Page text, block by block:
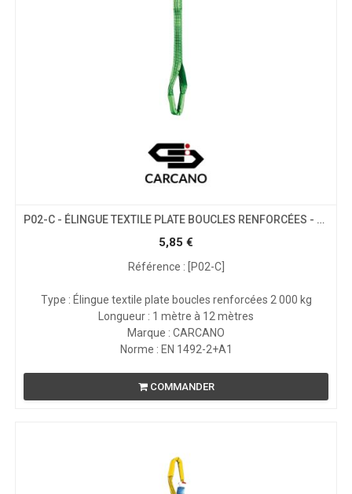
P02-C - ÉLINGUE TEXTILE PLATE BOUCLES RENFORCÉES - CMU 2T
5,85 €
Référence : [P02-C]
Type : Élingue textile plate boucles renforcées 2 000 kg
Longueur : 1 mètre à 12 mètres
Marque : CARCANO
Norme : EN 1492-2+A1
COMMANDER